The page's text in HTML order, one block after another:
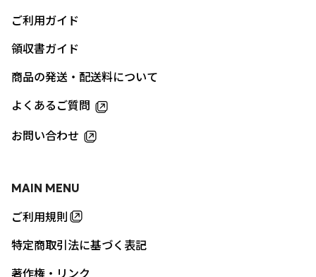
MAIN MENU
ご利用規則
特定商取引法に基づく表記
著作権・リンク
ご利用ガイド
領収書ガイド
商品の発送・配送料について
よくあるご質問
お問い合わせ